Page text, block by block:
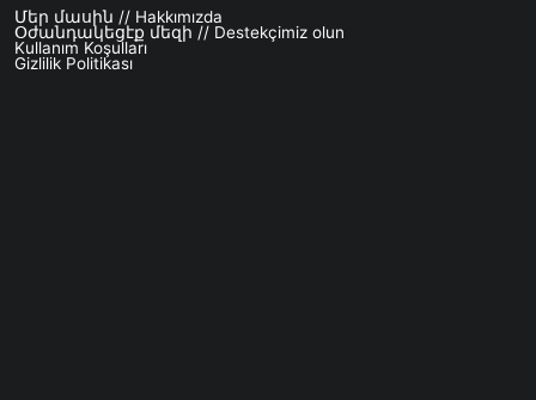
Footer menu
Մեր մասին // Hakkımızda
Օժանդակեցէք մեզի // Destekçimiz olun
Kullanım Koşulları
Gizlilik Politikası